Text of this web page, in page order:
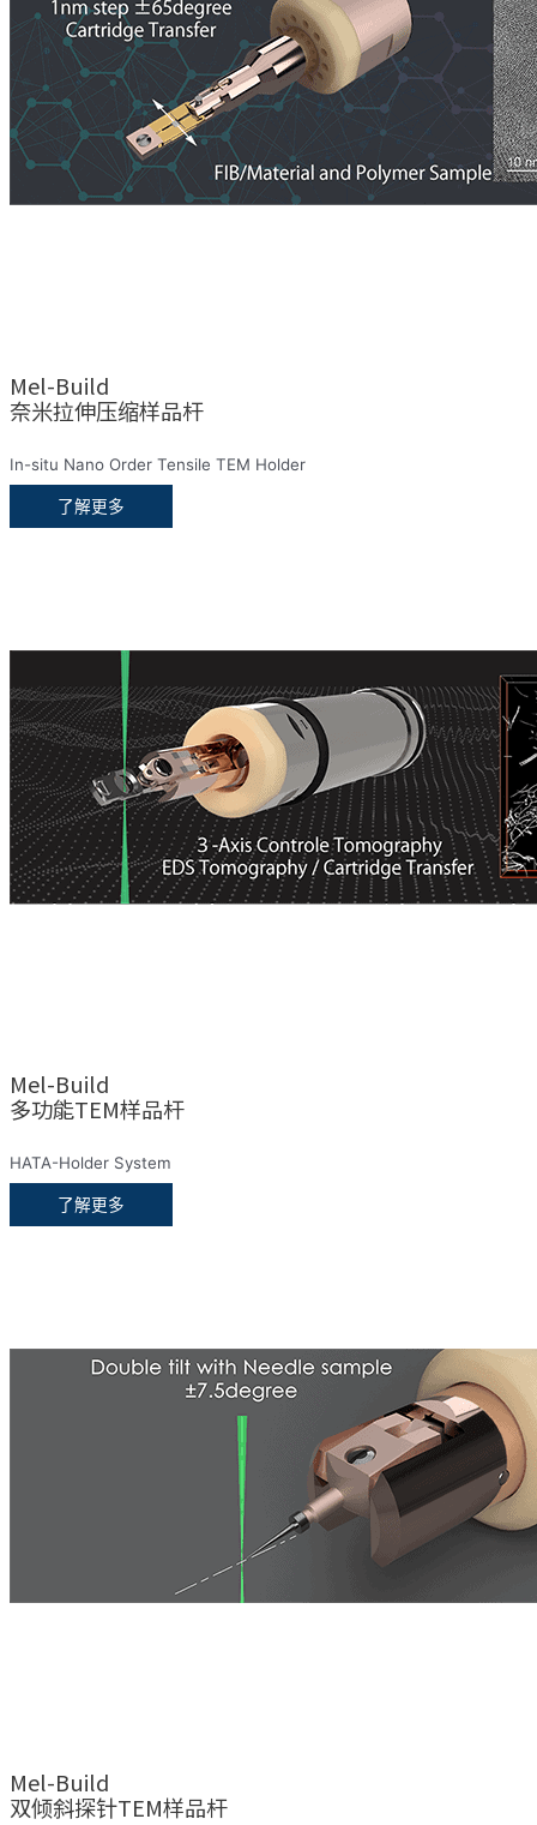
Mel-Build
奈米拉伸压缩样品杆
In-situ Nano Order Tensile TEM Holder
了解更多
Mel-Build
多功能TEM样品杆
HATA-Holder System
了解更多
Mel-Build
双倾斜探针TEM样品杆